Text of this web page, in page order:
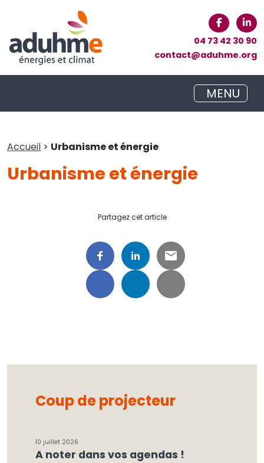
04 73 42 30 90
contact@aduhme.org
MENU
Accueil > Urbanisme et énergie
Urbanisme et énergie
Partagez cet article
Coup de projecteur
10 juillet 2026
A noter dans vos agendas !